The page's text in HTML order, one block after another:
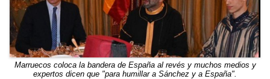
Marruecos coloca la bandera de España al revés y muchos medios y
expertos dicen que "para humillar a Sánchez y a España".